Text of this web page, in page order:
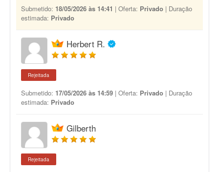
Submetido: 18/05/2026 às 14:41 | Oferta: Privado | Duração
estimada: Privado
Herbert R.
Rejeitada
Submetido: 17/05/2026 às 14:59 | Oferta: Privado | Duração
estimada: Privado
Gilberth
Rejeitada